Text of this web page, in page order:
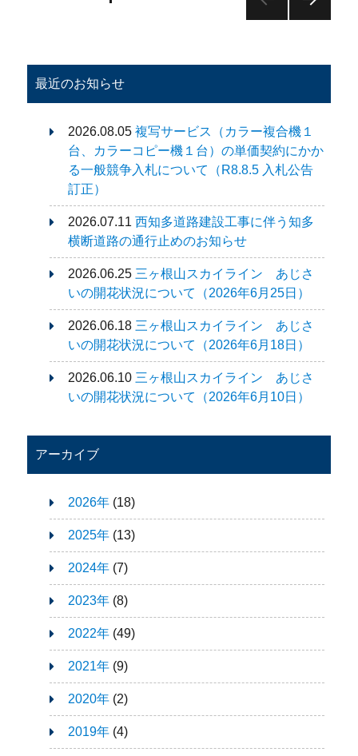
ナ
シ
ョ
ン
最近のお知らせ
2026.08.05 複写サービス（カラー複合機１
台、カラーコピー機１台）の単価契約にかか
る一般競争入札について（R8.8.5 入札公告
訂正）
2026.07.11 西知多道路建設工事に伴う知多
横断道路の通行止めのお知らせ
2026.06.25 三ヶ根山スカイライン あじさ
いの開花状況について（2026年6月25日）
2026.06.18 三ヶ根山スカイライン あじさ
いの開花状況について（2026年6月18日）
2026.06.10 三ヶ根山スカイライン あじさ
いの開花状況について（2026年6月10日）
アーカイブ
2026年(18)
2025年(13)
2024年(7)
2023年(8)
2022年(49)
2021年(9)
2020年(2)
2019年(4)